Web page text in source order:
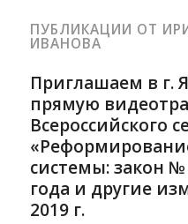
ПУБЛИКАЦИИ ОТ
ИВАНОВА
Приглашаем в г.
прямую
Всероссийского
системы: закон №
года и другие
2019 г.